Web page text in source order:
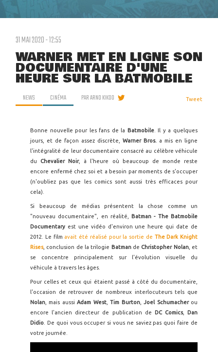
31 MAI 2020 - 12:55
WARNER MET EN LIGNE SON
DOCUMENTAIRE D'UNE
HEURE SUR LA BATMOBILE
NEWS CINÉMA PARARNO KIKOO Tweet
Bonne nouvelle pour les fans de la Batmobile. Il y a quelques
jours, et de façon assez discrète, Warner Bros. a mis en ligne
l'intégralité de leur documentaire consacré au célèbre véhicule
du Chevalier Noir, à l'heure où beaucoup de monde reste
encore enfermé chez soi et a besoin par moments de s'occuper
(n'oubliez pas que les comics sont aussi très efficaces pour
cela).
Si beaucoup de médias présentent la chose comme un
"nouveau documentaire", en réalité, Batman - The Batmobile
Documentary est une vidéo d'environ une heure qui date de
2012. Le film avait été réalisé pour la sortie de The Dark Knight
Rises, conclusion de la trilogie Batman de Christopher Nolan, et
se concentre principalement sur l'évolution visuelle du
véhicule à travers les âges.
Pour celles et ceux qui étaient passé à côté du documentaire,
l'occasion de retrouver de nombreux interlocuteurs tels que
Nolan , mais aussiAdam West,Tim Burton,Joel Schumacher ou
encore l'ancien directeur de publication de
DC Comics, Dan
Didio . De quoi vous occuper si vous ne saviez pas quoi faire de
votre journée.